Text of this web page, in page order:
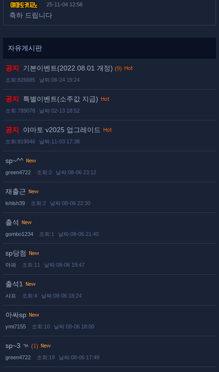
25-11-04 12:56
축하 드립니다
자유게시판
공지 기본이벤트(2022.08.01 개정) (9)
조회:826685 날짜:06-24 19:24
공지 특별이벤트(소주값 지급)
조회:789078 날짜:02-13 18:52
공지 야마토 v2025 업그레이드
조회:819946 날짜:11-03 17:38
sp~^^
green4722 조회:2 날짜:08-06 23:12
재출근
lshlsh39 조회:2 날짜:08-06 22:30
출석
gombo1234 조회:1 날짜:08-06 21:40
sp당첨
마파 조회:11 날짜:08-06 19:47
출석1
샤프 조회:4 날짜:08-06 18:24
아싸sp
ymt7155 조회:10 날짜:08-06 18:00
sp~3 ㄳ (1)
green4722 조회:19 날짜:08-06 17:49